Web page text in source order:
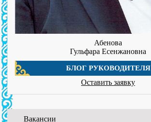
Абенова
Гульфара Есенжановна
БЛОГ РУКОВОДИТЕЛЯ
Оставить заявку
Вакансии